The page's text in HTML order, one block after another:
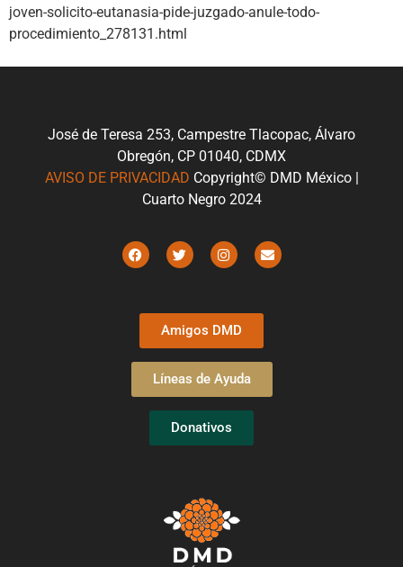
joven-solicito-eutanasia-pide-juzgado-anule-todo-
procedimiento_278131.html
José de Teresa 253, Campestre Tlacopac, Álvaro
Obregón, CP 01040, CDMX
AVISO DE PRIVACIDAD Copyright© DMD México |
Cuarto Negro 2024
Amigos DMD
Líneas de Ayuda
Donativos